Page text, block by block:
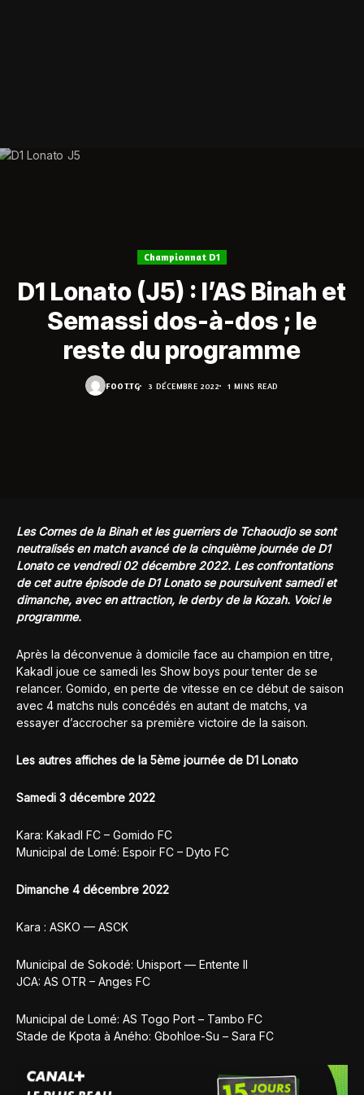
Championnat D1
D1 Lonato (J5) : l’AS Binah et
Semassi dos-à-dos ; le
reste du programme
FOOT.TG 3 DÉCEMBRE 2022 1 MINS READ
Les Cornes de la Binah et les guerriers de Tchaoudjo se sont
neutralisés en match avancé de la cinquième journée de D1
Lonato ce vendredi 02 décembre 2022. Les confrontations
de cet autre épisode de D1 Lonato se poursuivent samedi et
dimanche, avec en attraction, le derby de la Kozah. Voici le
programme.
Après la déconvenue à domicile face au champion en titre,
Kakadl joue ce samedi les Show boys pour tenter de se
relancer. Gomido, en perte de vitesse en ce début de saison
avec 4 matchs nuls concédés en autant de matchs, va
essayer d’accrocher sa première victoire de la saison.
Les autres affiches de la 5ème journée de D1 Lonato
Samedi 3 décembre 2022
Kara: Kakadl FC – Gomido FC
Municipal de Lomé: Espoir FC – Dyto FC
Dimanche 4 décembre 2022
Kara : ASKO — ASCK
Municipal de Sokodé: Unisport — Entente II
JCA: AS OTR – Anges FC
Municipal de Lomé: AS Togo Port – Tambo FC
Stade de Kpota à Aného: Gbohloe-Su – Sara FC